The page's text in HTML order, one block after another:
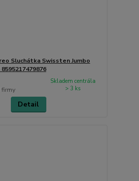
Sluchátka Swissten Jumbo
firmy
Skladem centrála
> 3 ks
Detail